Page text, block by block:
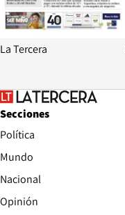
La Tercera
Secciones
Política
Mundo
Nacional
Opinión